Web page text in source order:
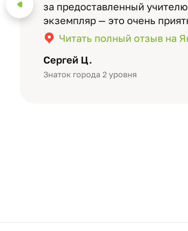
Сергей Ц.
Знаток города 2 уровня
за предоставленный
экземпляр — это очень
значимость события.
уровне: плотная бумага,
Читать полный отзыв на